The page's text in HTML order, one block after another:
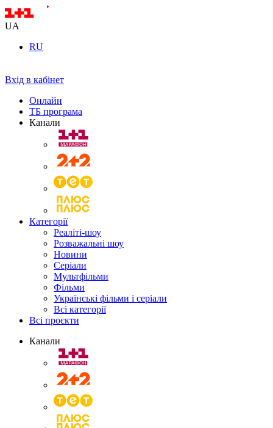
UA
RU
Вхід в кабінет
Онлайн
ТБ програма
Канали
Категорії
Реаліті-шоу
Розважальні шоу
Новини
Серіали
Мультфільми
Фільми
Українські фільми і серіали
Всі категорії
Всі проєкти
Канали